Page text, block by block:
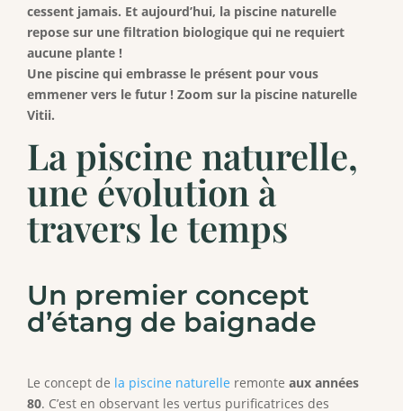
cessent jamais. Et aujourd’hui, la piscine naturelle
repose sur une filtration biologique qui ne requiert
aucune plante !
Une piscine qui embrasse le présent pour vous
emmener vers le futur ! Zoom sur la piscine naturelle
Vitii.
La piscine naturelle,
une évolution à
travers le temps
Un premier concept
d’étang de baignade
Le concept de la piscine naturelle remonte aux années
80. C’est en observant les vertus purificatrices des